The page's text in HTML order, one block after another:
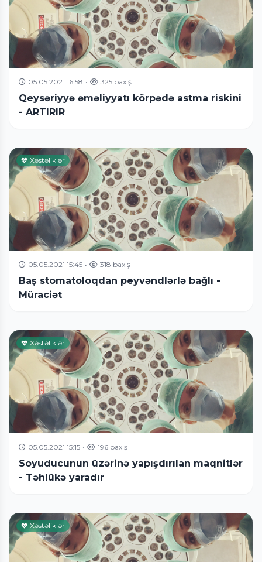
05.05.2021 16:58 • 325 baxış
Qeysəriyyə əməliyyatı körpədə astma riskini
- ARTIRIR
Xəstəliklər
05.05.2021 15:45 • 318 baxış
Baş stomatoloqdan peyvəndlərlə bağlı -
Müraciət
Xəstəliklər
05.05.2021 15:15 • 196 baxış
Soyuducunun üzərinə yapışdırılan maqnitlər
- Təhlükə yaradır
Xəstəliklər